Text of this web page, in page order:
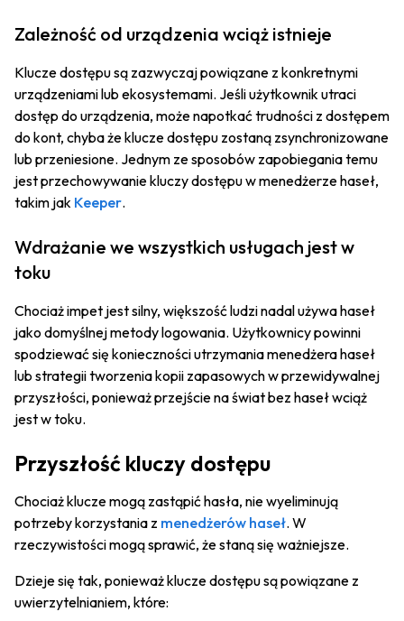
Zależność od urządzenia wciąż istnieje
Klucze dostępu są zazwyczaj powiązane z konkretnymi
urządzeniami lub ekosystemami. Jeśli użytkownik utraci
dostęp do urządzenia, może napotkać trudności z dostępem
do kont, chyba że klucze dostępu zostaną zsynchronizowane
lub przeniesione. Jednym ze sposobów zapobiegania temu
jest przechowywanie kluczy dostępu w menedżerze haseł,
takim jak Keeper.
Wdrażanie we wszystkich usługach jest w
toku
Chociaż impet jest silny, większość ludzi nadal używa haseł
jako domyślnej metody logowania. Użytkownicy powinni
spodziewać się konieczności utrzymania menedżera haseł
lub strategii tworzenia kopii zapasowych w przewidywalnej
przyszłości, ponieważ przejście na świat bez haseł wciąż
jest w toku.
Przyszłość kluczy dostępu
Chociaż klucze mogą zastąpić hasła, nie wyeliminują
potrzeby korzystania z menedżerów haseł. W
rzeczywistości mogą sprawić, że staną się ważniejsze.
Dzieje się tak, ponieważ klucze dostępu są powiązane z
uwierzytelnianiem, które: